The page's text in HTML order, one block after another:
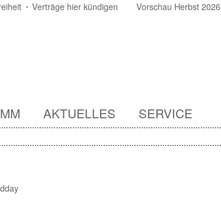
Verträge hier kündigen Vorschau Herbst 2026
AKTUELLES SERVICE